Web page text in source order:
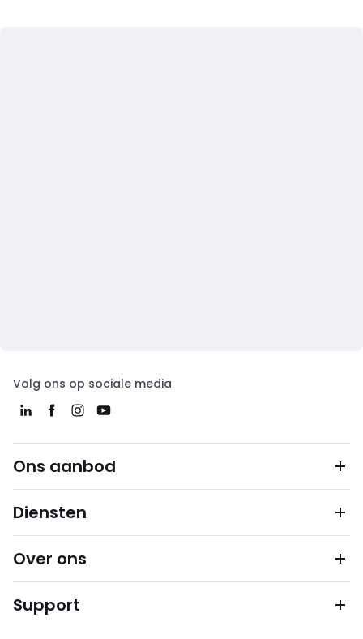
Volg ons op sociale media
Ons aanbod
Diensten
Over ons
Support